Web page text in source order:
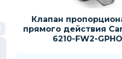
Клапан
прямого действия
6210-FW2-